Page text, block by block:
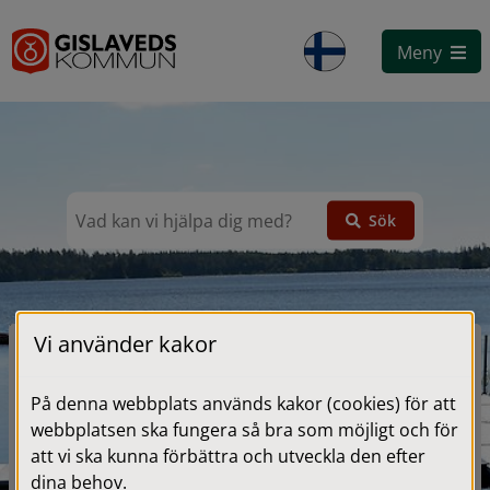
Meny
G
i
v
e
k
k
Sök
Öppettider och priser Gislebadet och
Hörsjöbadet
Vi använder kakor
På denna webbplats används kakor (cookies) för att
webbplatsen ska fungera så bra som möjligt och för
att vi ska kunna förbättra och utveckla den efter
dina behov.